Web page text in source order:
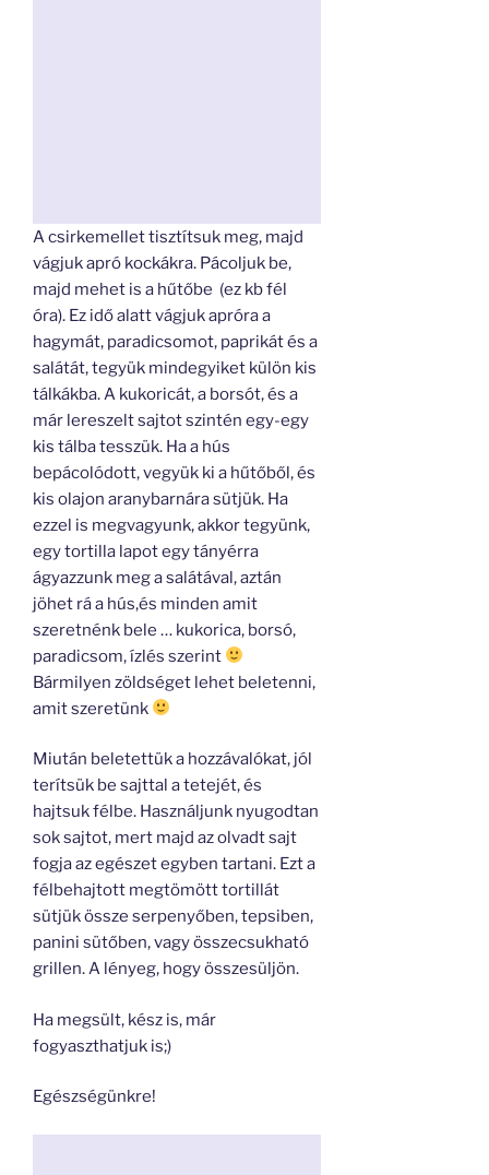
A csirkemellet tisztítsuk meg, majd
vágjuk apró kockákra. Pácoljuk be,
majd mehet is a hűtőbe (ez kb fél
óra). Ez idő alatt vágjuk apróra a
hagymát, paradicsomot, paprikát és a
salátát, tegyük mindegyiket külön kis
tálkákba. A kukoricát, a borsót, és a
már lereszelt sajtot szintén egy-egy
kis tálba tesszük. Ha a hús
bepácolódott, vegyük ki a hűtőből, és
kis olajon aranybarnára sütjük. Ha
ezzel is megvagyunk, akkor tegyünk,
egy tortilla lapot egy tányérra
ágyazzunk meg a salátával, aztán
jöhet rá a hús,és minden amit
szeretnénk bele … kukorica, borsó,
paradicsom, ízlés szerint
Bármilyen zöldséget lehet beletenni,
amit szeretünk
Miután beletettük a hozzávalókat, jól
terítsük be sajttal a tetejét, és
hajtsuk félbe. Használjunk nyugodtan
sok sajtot, mert majd az olvadt sajt
fogja az egészet egyben tartani. Ezt a
félbehajtott megtömött tortillát
sütjük össze serpenyőben, tepsiben,
panini sütőben, vagy összecsukható
grillen. A lényeg, hogy összesüljön.
Ha megsült, kész is, már
fogyaszthatjuk is;)
Egészségünkre!